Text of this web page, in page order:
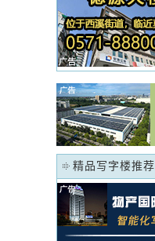
精品写字楼推荐